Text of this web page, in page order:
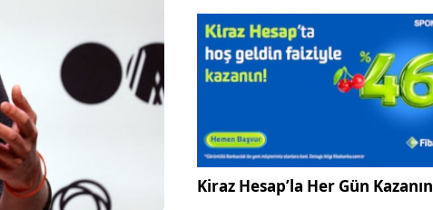
OpenAI
devrimine bu kadar
potansiyel olarak
Kiraz Hesap’la Her Gün Kazanın